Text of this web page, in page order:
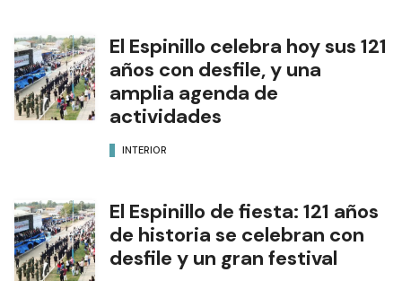
El Espinillo celebra hoy sus 121
años con desfile, y una
amplia agenda de
actividades
INTERIOR
El Espinillo de fiesta: 121 años
de historia se celebran con
desfile y un gran festival